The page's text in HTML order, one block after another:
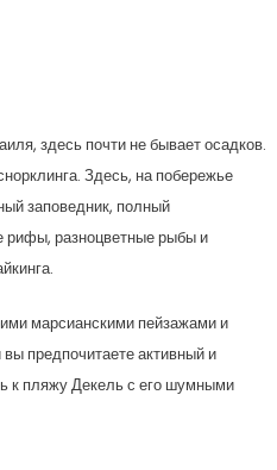
здесь почти не бывает осадков.
Здесь, на побережье
заповедник, полный
разноцветные рыбы и
марсианскими пейзажами и
предпочитаете активный и
к пляжу Декель с его шумными